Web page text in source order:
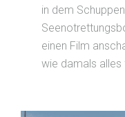
in dem
einen Film
wie damals alles